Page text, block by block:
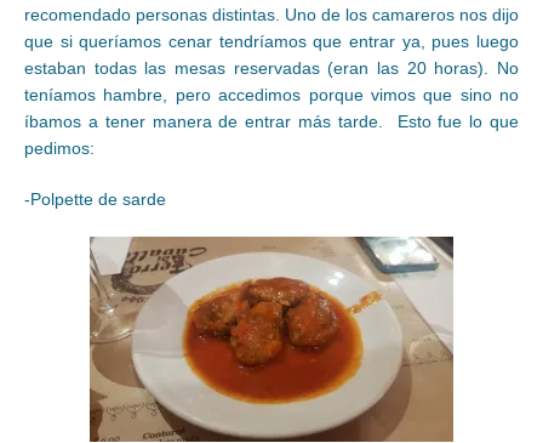
recomendado personas distintas. Uno de los camareros nos dijo
que si queríamos cenar tendríamos que entrar ya, pues luego
estaban todas las mesas reservadas (eran las 20 horas). No
teníamos hambre, pero accedimos porque vimos que sino no
íbamos a tener manera de entrar más tarde. Esto fue lo que
pedimos:
-Polpette de sarde